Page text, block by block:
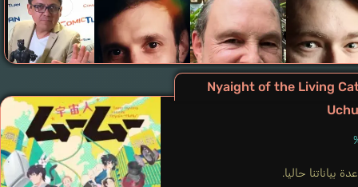
إنجليزي
Donnay Maxime
فرنسي
Campuzano
Manuel
إسباني بياناتنا حاليا.